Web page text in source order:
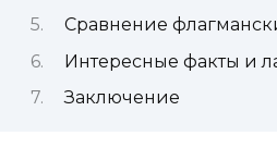
Сравнение
Интересные факты и
Заключение